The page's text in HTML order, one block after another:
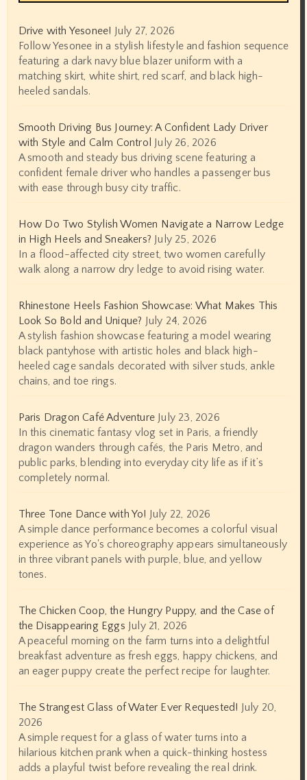
Drive with Yesonee! July 27, 2026
Follow Yesonee in a stylish lifestyle and fashion sequence
featuring a dark navy blue blazer uniform with a
matching skirt, white shirt, red scarf, and black high-
heeled sandals.
Smooth Driving Bus Journey: A Confident Lady Driver
with Style and Calm Control July 26, 2026
A smooth and steady bus driving scene featuring a
confident female driver who handles a passenger bus
with ease through busy city traffic.
How Do Two Stylish Women Navigate a Narrow Ledge
in High Heels and Sneakers? July 25, 2026
In a flood-affected city street, two women carefully
walk along a narrow dry ledge to avoid rising water.
Rhinestone Heels Fashion Showcase: What Makes This
Look So Bold and Unique? July 24, 2026
A stylish fashion showcase featuring a model wearing
black pantyhose with artistic holes and black high-
heeled cage sandals decorated with silver studs, ankle
chains, and toe rings.
Paris Dragon Café Adventure July 23, 2026
In this cinematic fantasy vlog set in Paris, a friendly
dragon wanders through cafés, the Paris Metro, and
public parks, blending into everyday city life as if it’s
completely normal.
Three Tone Dance with Yo! July 22, 2026
A simple dance performance becomes a colorful visual
experience as Yo's choreography appears simultaneously
in three vibrant panels with purple, blue, and yellow
tones.
The Chicken Coop, the Hungry Puppy, and the Case of
the Disappearing Eggs July 21, 2026
A peaceful morning on the farm turns into a delightful
breakfast adventure as fresh eggs, happy chickens, and
an eager puppy create the perfect recipe for laughter.
The Strangest Glass of Water Ever Requested! July 20,
2026
A simple request for a glass of water turns into a
hilarious kitchen prank when a quick-thinking hostess
adds a playful twist before revealing the real drink.